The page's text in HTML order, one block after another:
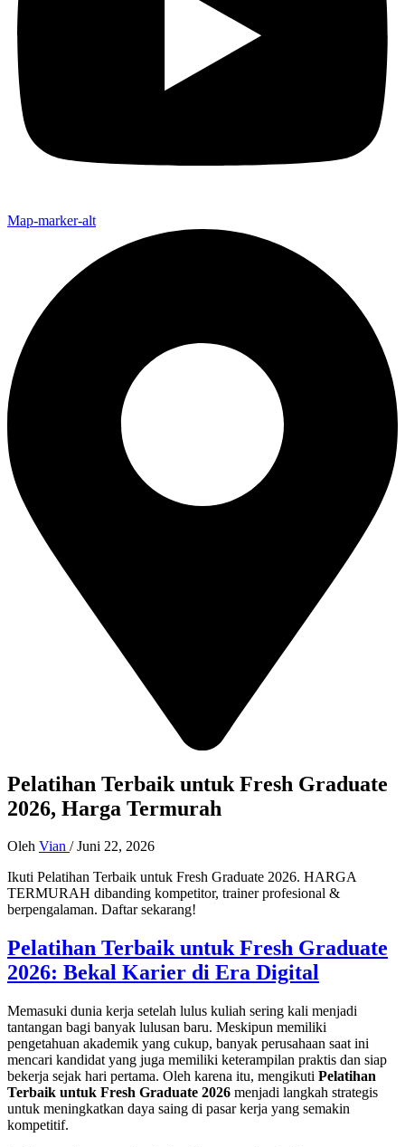
Map-marker-alt
Pelatihan Terbaik untuk Fresh Graduate
2026, Harga Termurah
Oleh Vian /Juni 22, 2026
Ikuti Pelatihan Terbaik untuk Fresh Graduate 2026. HARGA
TERMURAH dibanding kompetitor, trainer profesional &
berpengalaman. Daftar sekarang!
Pelatihan Terbaik untuk Fresh Graduate
2026: Bekal Karier di Era Digital
Memasuki dunia kerja setelah lulus kuliah sering kali menjadi
tantangan bagi banyak lulusan baru. Meskipun memiliki
pengetahuan akademik yang cukup, banyak perusahaan saat ini
mencari kandidat yang juga memiliki keterampilan praktis dan siap
bekerja sejak hari pertama. Oleh karena itu, mengikuti Pelatihan
Terbaik untuk Fresh Graduate 2026 menjadi langkah strategis
untuk meningkatkan daya saing di pasar kerja yang semakin
kompetitif.